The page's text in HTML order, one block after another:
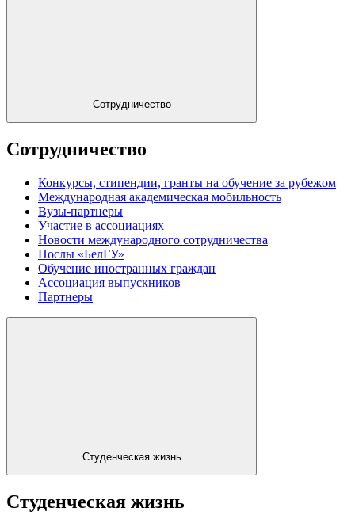
Сотрудничество
Сотрудничество
Конкурсы, стипендии, гранты на обучение за рубежом
Международная академическая мобильность
Вузы-партнеры
Участие в ассоциациях
Новости международного сотрудничества
Послы «БелГУ»
Обучение иностранных граждан
Ассоциация выпускников
Партнеры
Студенческая жизнь
Студенческая жизнь